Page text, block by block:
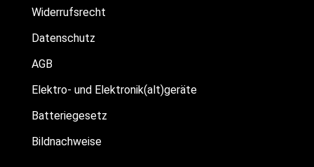
Widerrufsrecht
Datenschutz
AGB
Elektro- und Elektronik(alt)geräte
Batteriegesetz
Bildnachweise